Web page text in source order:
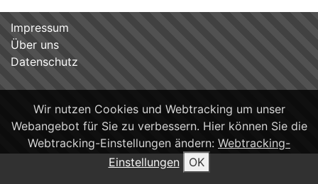
Wir nutzen Cookies und Webtracking um unser
Webangebot für Sie zu verbessern. Hier können Sie die
Webtracking-Einstellungen ändern: Webtracking-
Einstellungen
OK
Impressum
Über uns
Datenschutz